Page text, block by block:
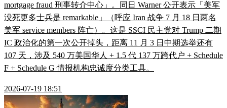
mortgage fraud 刑事转介中心」。同日 Warner 公开表示「美军
没死更多士兵是 remarkable」（呼应 Iran 战争 7 月 18 日两名
美军 service members 阵亡）。这是 SSCI 民主党对 Trump 二期
IC 政治化的第一次公开掉头，距离 11 月 3 日中期选举还有
107 天，涉及 540 万美国华人 + 1.5 代 137 万跨代户 + Schedule
F + Schedule G 情报机构忠诚度分类工具。
2026-07-19 18:51